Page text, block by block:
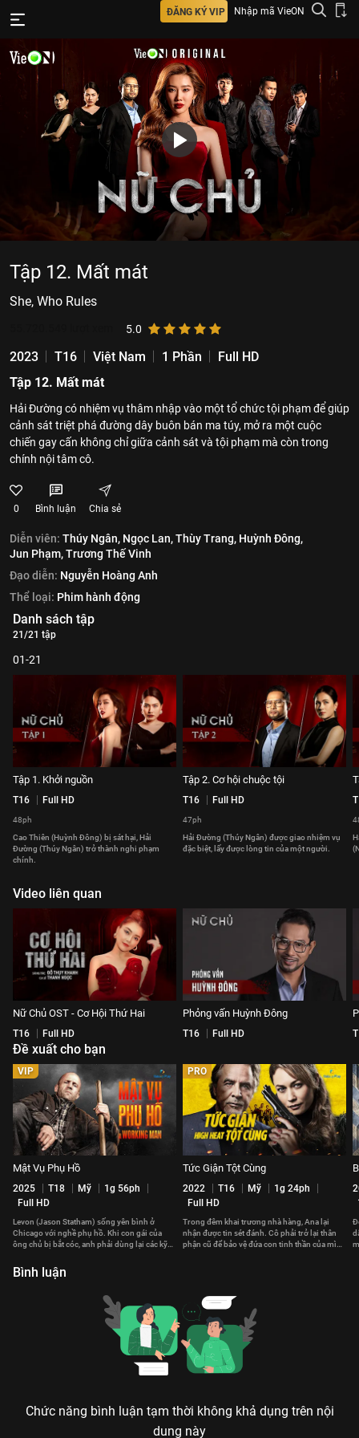
ĐĂNG KÝ VIP Nhập mã VieON
Tập 12. Mất mát
She, Who Rules
5.0
2023 T16 Việt Nam 1 Phần
Full HD
Tập 12. Mất mát
Hải Đường có nhiệm vụ thâm nhập vào một tổ chức tội phạm để giúp
cảnh sát triệt phá đường dây buôn bán ma túy, mở ra một cuộc
chiến gay cấn không chỉ giữa cảnh sát và tội phạm mà còn trong
chính nội tâm cô.
0 Bình luận Chia sẻ
Diễn viên: Thúy Ngân, Ngọc Lan,Thùy Trang, Huỳnh Đông,
Jun Phạm,Trương Thế Vinh
Đạo diễn: Nguyễn Hoàng Anh
Thể loại: Phim hành động
Danh sách tập
21/21 tập
01-21
Tập 1. Khởi nguồn
T16 Full HD
48ph
Cao Thiên (Huỳnh Đông) bị sát hại, Hải
Đường (Thúy Ngân) trở thành nghi phạm
chính.
Tập 2. Cơ hội chuộc tội
T16 Full HD
47ph
Hải Đường (Thúy Ngân) được giao nhiệm vụ
đặc biệt, lấy được lòng tin của một người.
Video liên quan
Nữ Chủ OST - Cơ Hội Thứ Hai
T16 Full HD
Phỏng vấn Huỳnh Đông
T16 Full HD
Đề xuất cho bạn
VIP
Mật Vụ Phụ Hồ
2025 T18 Mỹ
1g 56ph
Full HD
Levon (Jason Statham) sống yên bình ở
Chicago với nghề phụ hồ. Khi con gái của
ông chủ bị bắt cóc, anh phải dùng lại các kỹ
PRO
Tức Giận Tột Cùng
2022 T16 Mỹ
1g 24ph
Full HD
Trong đêm khai trương nhà hàng, Ana lại
nhận được tin sét đánh. Cô phải trở lại thân
phận cũ để bảo vệ đứa con tinh thần của mình
Bình luận
Chức năng bình luận tạm thời không khả dụng trên nội
dung này